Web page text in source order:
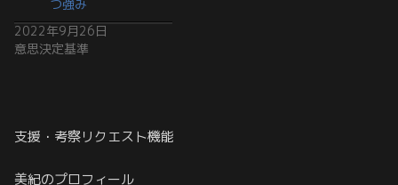
つ強み
2022年9月26日
意思決定基準
支援・考察リクエスト機能
美紀のプロフィール